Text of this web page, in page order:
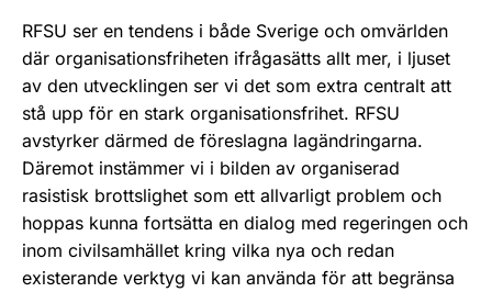
RFSU ser en tendens i både Sverige och omvärlden
där organisationsfriheten ifrågasätts allt mer, i ljuset
av den utvecklingen ser vi det som extra centralt att
stå upp för en stark organisationsfrihet. RFSU
avstyrker därmed de föreslagna lagändringarna.
Däremot instämmer vi i bilden av organiserad
rasistisk brottslighet som ett allvarligt problem och
hoppas kunna fortsätta en dialog med regeringen och
inom civilsamhället kring vilka nya och redan
existerande verktyg vi kan använda för att begränsa